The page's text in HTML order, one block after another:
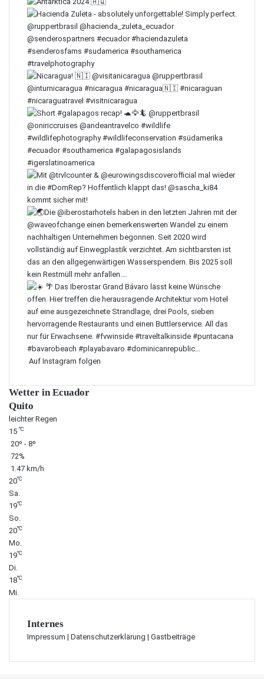
Auf Instagram folgen
Wetter in Ecuador
Quito
leichter Regen
15 ℃
20º - 8º
72%
1.47 km/h
20℃
Sa.
19℃
So.
20℃
Mo.
19℃
Di.
18℃
Mi.
Internes
Impressum | Datenschutzerklärung | Gastbeiträge